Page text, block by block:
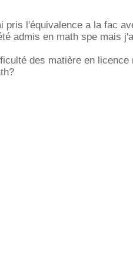
pris l'équivalence a la fac
admis en math spe mais
des matière en licence